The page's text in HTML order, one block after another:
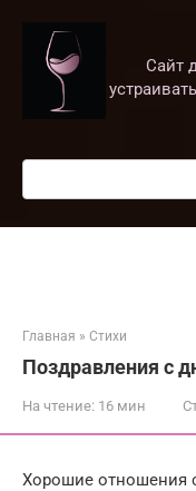
контенту
Сайт
Поиск:
Главная » Стихи
Поздравления с
На чтение: 16 мин
Хорошие отношения